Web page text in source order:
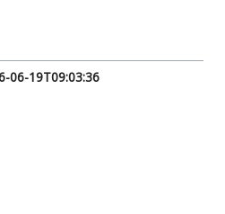
06-19T09:03:36